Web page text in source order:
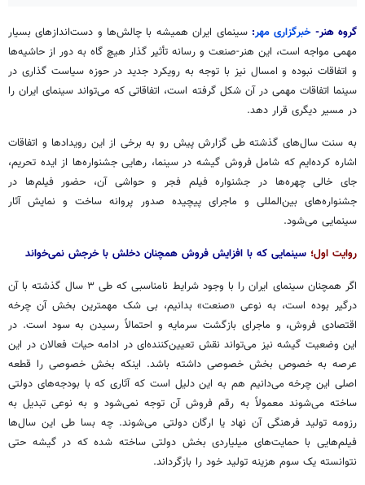
گروه هنر- خبرگزاری مهر: سینمای ایران همیشه با چالش‌ها و دست‌اندازهای بسیار
مهمی مواجه است، این هنر-صنعت و رسانه تأثیر گذار هیچ گاه به دور از حاشیه‌ها
و اتفاقات نبوده و امسال نیز با توجه به رویکرد جدید در حوزه سیاست گذاری در
سینما اتفاقات مهمی در آن شکل گرفته است، اتفاقاتی که می‌تواند سینمای ایران را
در مسیر دیگری قرار دهد.
به سنت سال‌های گذشته طی گزارش پیش رو به برخی از این رویدادها و اتفاقات
اشاره کرده‌ایم که شامل فروش گیشه در سینما، رهایی جشنواره‌ها از ایده تحریم،
جای خالی چهره‌ها در جشنواره فیلم فجر و حواشی آن، حضور فیلم‌ها در
جشنواره‌های بین‌المللی و ماجرای پیچیده صدور پروانه ساخت و نمایش آثار
سینمایی می‌شود.
روایت اول؛ سینمایی که با افزایش فروش همچنان دخلش با خرجش نمی‌خواند
اگر همچنان سینمای ایران را با وجود شرایط نامناسبی که طی ۳ سال گذشته با آن
درگیر بوده است، به نوعی «صنعت» بدانیم، بی شک مهمترین بخش آن چرخه
اقتصادی فروش، و ماجرای بازگشت سرمایه و احتمالاً رسیدن به سود است. در
این وضعیت گیشه نیز می‌تواند نقش تعیین‌کننده‌ای در ادامه حیات فعالان در این
عرصه به خصوص بخش خصوصی داشته باشد. اینکه بخش خصوصی را قطعه
اصلی این چرخه می‌دانیم هم به این دلیل است که آثاری که با بودجه‌های دولتی
ساخته می‌شوند معمولاً به رقم فروش آن توجه نمی‌شود و به نوعی تبدیل به
رزومه تولید فرهنگی آن نهاد یا ارگان دولتی می‌شوند. چه بسا طی این سال‌ها
فیلم‌هایی با حمایت‌های میلیاردی بخش دولتی ساخته شده که در گیشه حتی
نتوانسته یک سوم هزینه تولید خود را بازگرداند.